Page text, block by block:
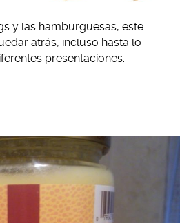
y las hamburguesas, este
atrás, incluso hasta lo
presentaciones.